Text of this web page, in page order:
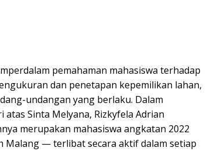
pemahaman mahasiswa terhadap
dan penetapan kepemilikan lahan,
undangan yang berlaku. Dalam
Sinta Melyana, Rizkyfela Adrian
merupakan mahasiswa angkatan 2022
Malang — terlibat secara aktif dalam setiap